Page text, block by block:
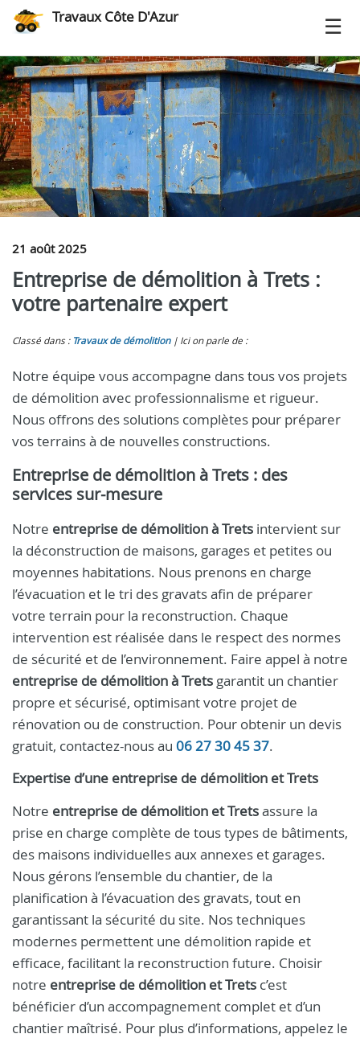
Travaux Côte D'Azur
21 août 2025
Entreprise de démolition à Trets :
votre partenaire expert
Classé dans : Travaux de démolition Ici on parle de :
Notre équipe vous accompagne dans tous vos projets
de démolition avec professionnalisme et rigueur.
Nous offrons des solutions complètes pour préparer
vos terrains à de nouvelles constructions.
Entreprise de démolition à Trets : des
services sur-mesure
Notre entreprise de démolition à Trets intervient sur
la déconstruction de maisons, garages et petites ou
moyennes habitations. Nous prenons en charge
l’évacuation et le tri des gravats afin de préparer
votre terrain pour la reconstruction. Chaque
intervention est réalisée dans le respect des normes
de sécurité et de l’environnement. Faire appel à notre
entreprise de démolition à Trets garantit un chantier
propre et sécurisé, optimisant votre projet de
rénovation ou de construction. Pour obtenir un devis
gratuit, contactez-nous au 06 27 30 45 37.
Expertise d’une entreprise de démolition et Trets
Notre entreprise de démolition et Tretsassure la
prise en charge complète de tous types de bâtiments,
des maisons individuelles aux annexes et garages.
Nous gérons l’ensemble du chantier, de la
planification à l’évacuation des gravats, tout en
garantissant la sécurité du site. Nos techniques
modernes permettent une démolition rapide et
efficace, facilitant la reconstruction future. Choisir
notre entreprise de démolition et Trets c’est
bénéficier d’un accompagnement complet et d’un
chantier maîtrisé. Pour plus d’informations, appelez le